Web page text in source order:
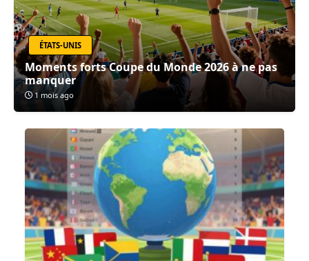
ÉTATS-UNIS
Moments forts Coupe du Monde 2026 à ne pas
manquer
1 mois ago